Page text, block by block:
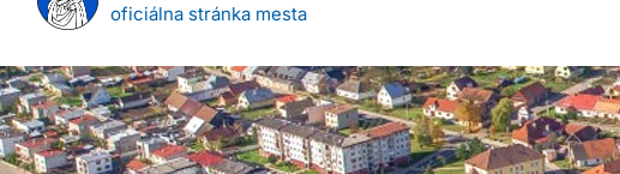
oficiálna stránka mesta